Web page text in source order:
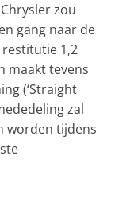
zou
gang naar de
1,2
maakt tevens
(‘Straight
zal
worden tijdens